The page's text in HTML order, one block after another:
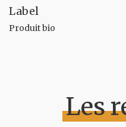
Label
Produit bio
Les